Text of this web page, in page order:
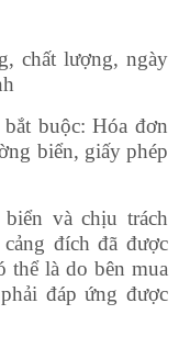
chất lượng, ngày
buộc: Hóa đơn
biển, giấy phép
và chịu trách
đích đã được
thể là do bên mua
đáp ứng được